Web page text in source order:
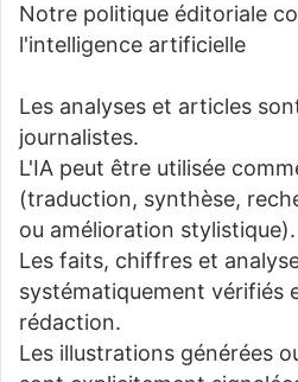
Notre politique éditoriale
l'intelligence artificielle
Les analyses et articles
journalistes.
L'IA peut être utilisée
(traduction, synthèse,
ou amélioration stylistique).
Les faits, chiffres et
systématiquement vérifiés
rédaction.
Les illustrations générées